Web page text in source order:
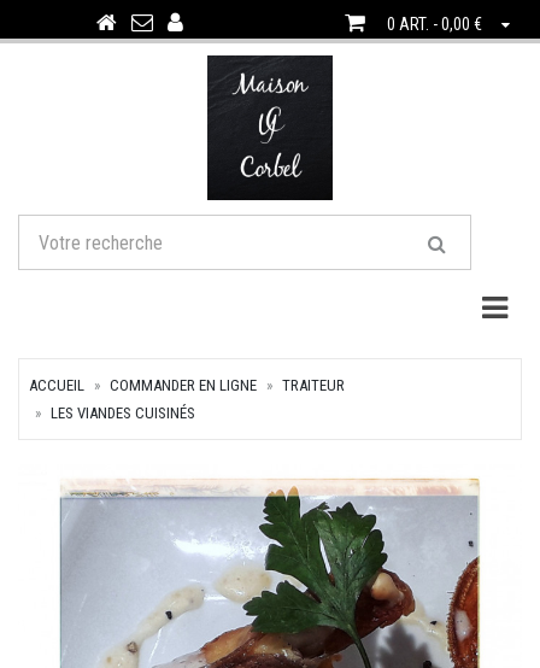
0 ART. - 0,00 €
ACCUEIL COMMANDER EN LIGNE
TRAITEUR
LES VIANDES CUISINÉS